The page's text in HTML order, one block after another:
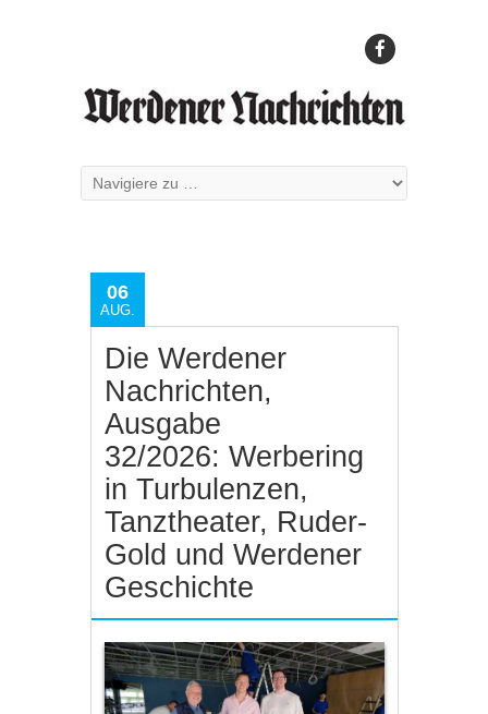
06
AUG.
Die Werdener
Nachrichten,
Ausgabe
32/2026: Werbering
in Turbulenzen,
Tanztheater, Ruder-
Gold und Werdener
Geschichte